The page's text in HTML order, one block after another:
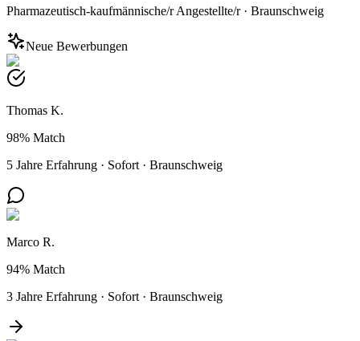
Pharmazeutisch-kaufmännische/r Angestellte/r· Braunschweig
Neue Bewerbungen
Thomas K.
98% Match
5 Jahre Erfahrung · Sofort · Braunschweig
Marco R.
94% Match
3 Jahre Erfahrung · Sofort · Braunschweig